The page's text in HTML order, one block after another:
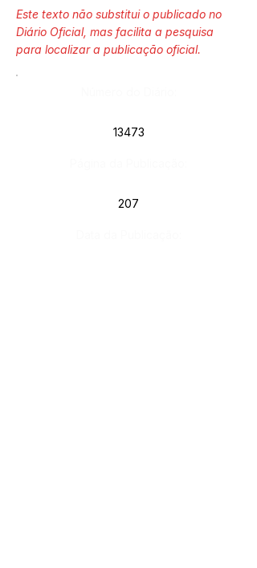
Este texto não substitui o publicado no
Diário Oficial, mas facilita a pesquisa
para localizar a publicação oficial.
13473
207